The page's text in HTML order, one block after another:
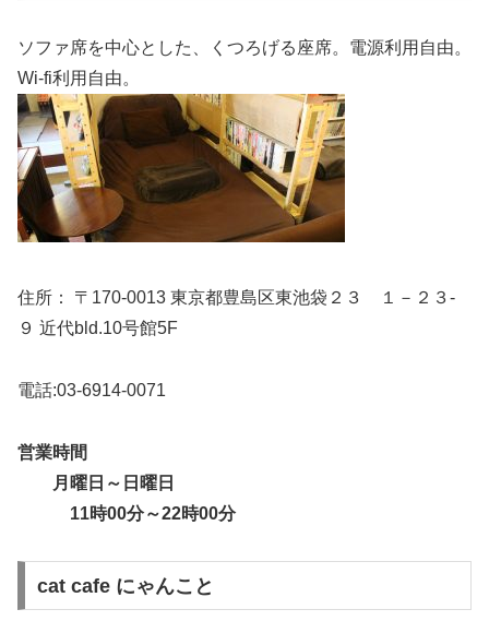
ソファ席を中心とした、くつろげる座席。電源利用自由。
Wi-fi利用自由。
住所： 〒170-0013 東京都豊島区東池袋２３ １－２３-
９ 近代bld.10号館5F
電話:03-6914-0071
営業時間
月曜日～日曜日
11時00分～22時00分
cat cafe にゃんこと